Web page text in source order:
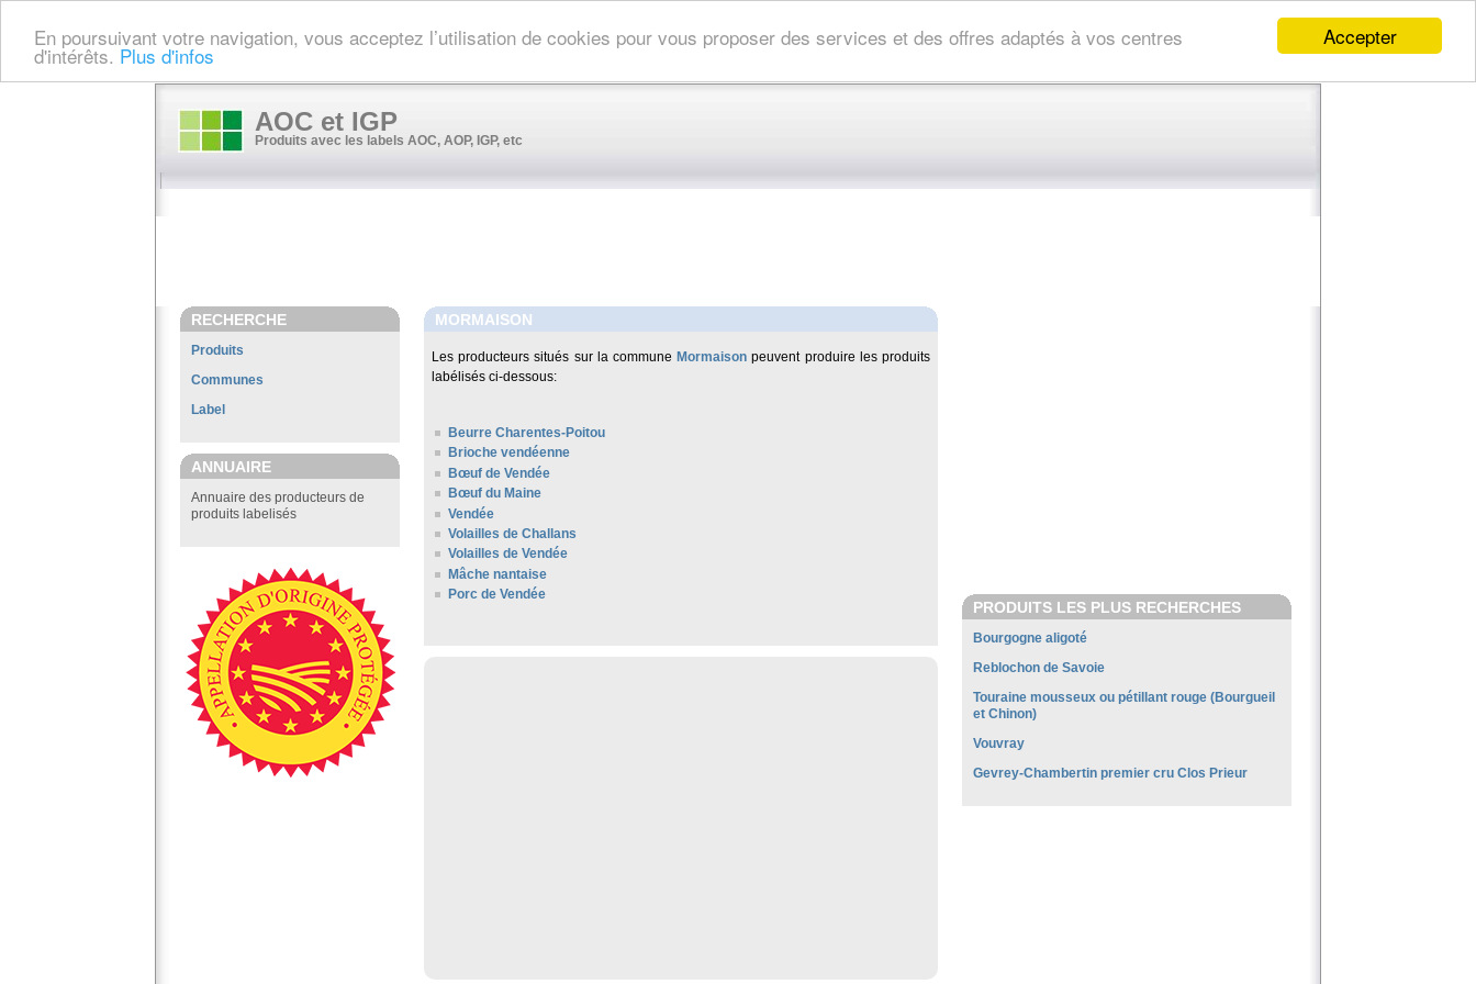
Accepter
En poursuivant votre navigation, vous acceptez l’utilisation de cookies pour vous proposer des services et des offres adaptés à vos centres
d'intérêts. Plus d'infos
AOC et IGP
Produits avec les labels AOC, AOP, IGP, etc
RECHERCHE
Produits
Communes
Label
ANNUAIRE
Annuaire des producteurs de
produits labelisés
MORMAISON
Les producteurs situés sur la commune Mormaison peuvent produire les produits
labélisés ci-dessous:
Beurre Charentes-Poitou
Brioche vendéenne
Bœuf de Vendée
Bœuf du Maine
Vendée
Volailles de Challans
Volailles de Vendée
Mâche nantaise
Porc de Vendée
PRODUITS LES PLUS RECHERCHES
Bourgogne aligoté
Reblochon de Savoie
Touraine mousseux ou pétillant rouge (Bourgueil
et Chinon)
Vouvray
Gevrey-Chambertin premier cru Clos Prieur